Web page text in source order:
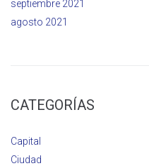
septiembre 2021
agosto 2021
CATEGORÍAS
Capital
Ciudad